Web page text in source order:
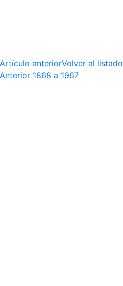
Artículo anteriorVolver al listado
Anterior 1868 a 1967